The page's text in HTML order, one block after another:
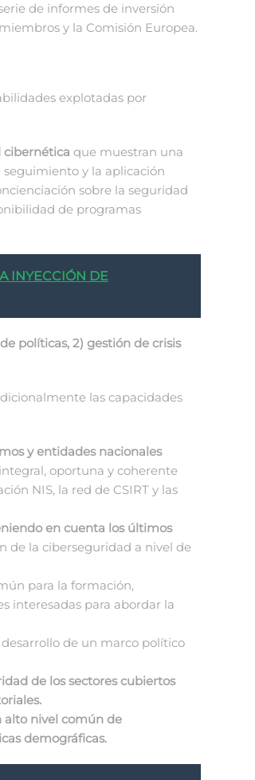
de informes de inversión
y la Comisión Europea.
explotadas por
cibernética que muestran una
y la aplicación
sobre la seguridad
de programas
INYECCIÓN DE
políticas, 2) gestión de crisis
las capacidades
y entidades nacionales
oportuna y coherente
NIS, la red de CSIRT y las
en cuenta los últimos
de la ciberseguridad a nivel de
para la formación,
interesadas para abordar la
de un marco político
de los sectores cubiertos
alto nivel común de
demográficas.